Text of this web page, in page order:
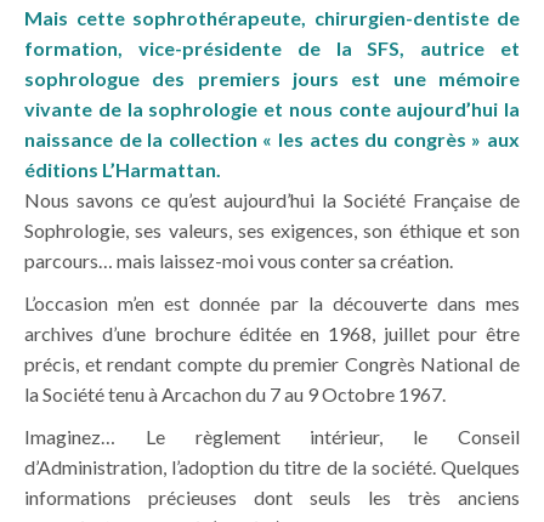
Mais cette sophrothérapeute, chirurgien-dentiste de
formation, vice-présidente de la SFS, autrice et
sophrologue des premiers jours est une mémoire
vivante de la sophrologie et nous conte aujourd’hui la
naissance de la collection « les actes du congrès » aux
éditions L’Harmattan.
Nous savons ce qu’est aujourd’hui la Société Française de
Sophrologie, ses valeurs, ses exigences, son éthique et son
parcours… mais laissez-moi vous conter sa création.
L’occasion m’en est donnée par la découverte dans mes
archives d’une brochure éditée en 1968, juillet pour être
précis, et rendant compte du premier Congrès National de
la Société tenu à Arcachon du 7 au 9 Octobre 1967.
Imaginez… Le règlement intérieur, le Conseil
d’Administration, l’adoption du titre de la société. Quelques
informations précieuses dont seuls les très anciens